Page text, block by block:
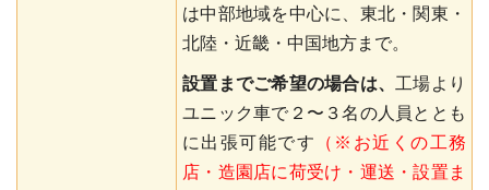
は中部地域を中心に、東北・関東・
北陸・近畿・中国地方まで。
設置までご希望の場合は、 工場より
ユニック車で２〜３名の人員ととも
に出張可能です
（※お近くの工務
店・造園店に荷受け・運送・設置ま